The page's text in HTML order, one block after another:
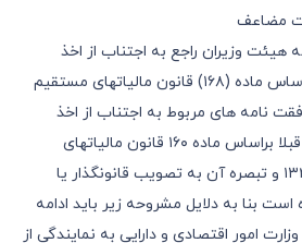
مضاعف
هیئت وزیران راجع به اجتناب از اخذ
مالیات مضاعف بر اساس ماده (١٦٨) قانون مالیاتهای مستقیم
نامه های مربوط به اجتناب از اخذ
مالیات مضاعف که قبلا براساس ماده ١٦٠ قانون مالیاتهای
مستقیم مصوب ١٣٤٥ و تبصره آن به تصویب قانونگذار یا
بنا به دلایل مشروحه زیر باید ادامه
امور اقتصادی و دارایی به نمایندگی از